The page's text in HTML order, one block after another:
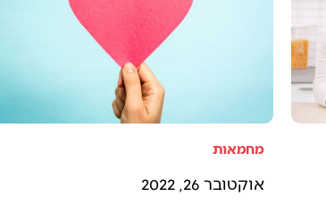
מחמאות
אוקטובר 26, 2022